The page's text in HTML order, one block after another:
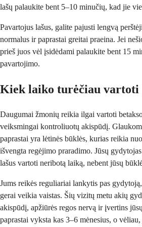
lašų palaukite bent 5–10 minučių, kad jie
Pavartojus lašus, galite pajusti lengvą
normalus ir paprastai greitai praeina. Jei
prieš juos vėl įsidėdami palaukite bent 15
pavartojimo.
Kiek laiko turėčiau vartoti
Daugumai žmonių reikia ilgai vartoti
veiksmingai kontroliuotų akispūdį.
paprastai yra lėtinės būklės, kurias reikia
išvengta regėjimo praradimo. Jūsų
lašus vartoti neribotą laiką, nebent jūsų
Jums reikės reguliariai lankytis pas
gerai veikia vaistas. Šių vizitų metu akių
akispūdį, apžiūrės regos nervą ir įvertins
paprastai vyksta kas 3–6 mėnesius, o